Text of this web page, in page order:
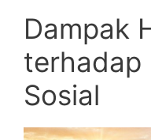
Dampak
terhadap
Sosial